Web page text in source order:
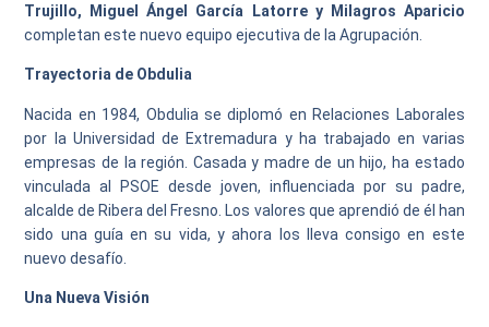
Trujillo, Miguel Ángel García Latorre y Milagros Aparicio
completan este nuevo equipo ejecutiva de la Agrupación.
Trayectoria de Obdulia
Nacida en 1984, Obdulia se diplomó en Relaciones Laborales
por la Universidad de Extremadura y ha trabajado en varias
empresas de la región. Casada y madre de un hijo, ha estado
vinculada al PSOE desde joven, influenciada por su padre,
alcalde de Ribera del Fresno. Los valores que aprendió de él han
sido una guía en su vida, y ahora los lleva consigo en este
nuevo desafío.
Una Nueva Visión